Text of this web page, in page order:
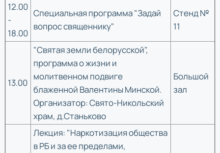
12.00
-
18.00
Специальная программа "Задай
вопрос священнику"
Стенд №
11
13.00
"Святая земли белорусской",
программа о жизни и
молитвенном подвиге
блаженной Валентины Минской.
Организатор: Свято-Никольский
храм, д.Станьково
Большой
зал
Лекция: "Наркотизация общества
в РБ и за ее пределами,